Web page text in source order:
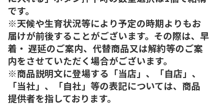
です。
※天候や生育状況等により予定の時期よりもお
届けが前後することがございます。その際は、早
着・ 遅延のご案内、代替商品又は解約等のご案
内をさせていただく場合がございます。
※商品説明文に登場する「当店」、「自店」、
「当社」、「自社」等の表記については、商品
提供者を指しております。